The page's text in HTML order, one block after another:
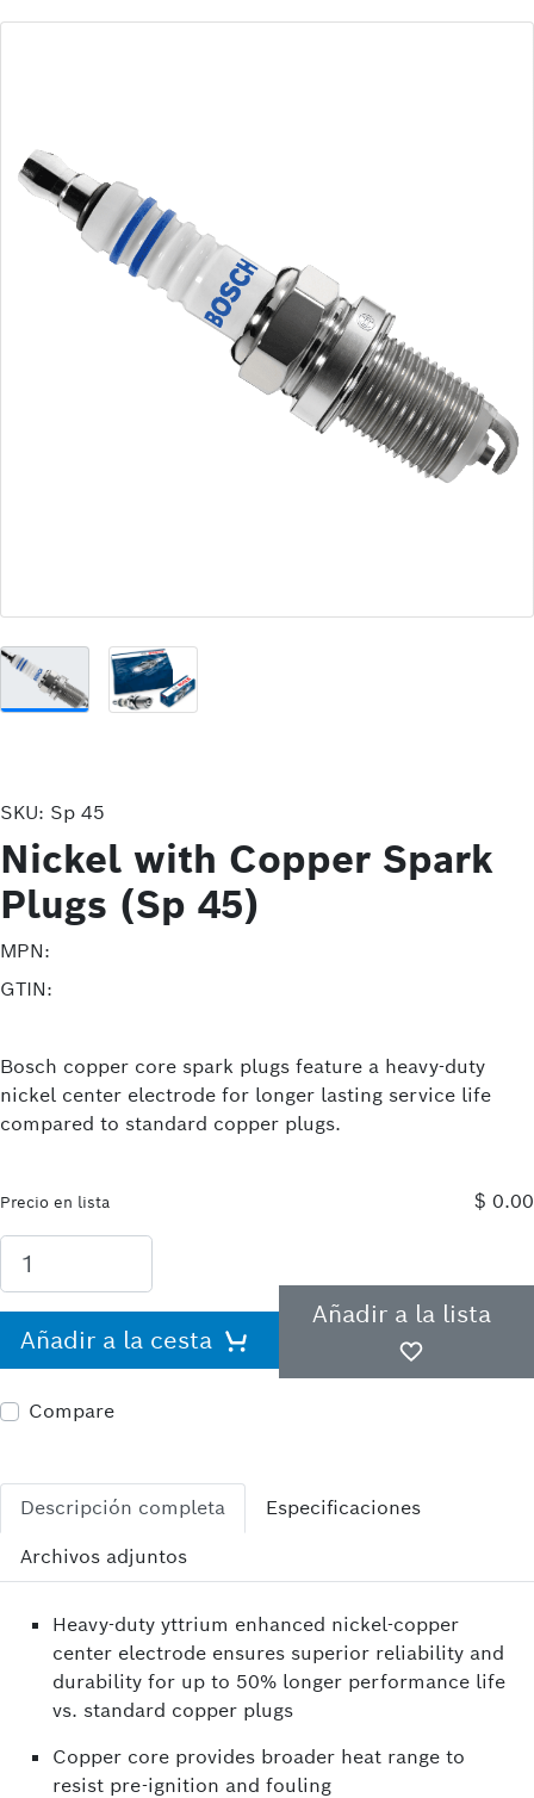
SKU: Sp 45
Nickel with Copper Spark
Plugs (Sp 45)
MPN:
GTIN:
Bosch copper core spark plugs feature a heavy-duty
nickel center electrode for longer lasting service life
compared to standard copper plugs.
Precio en lista $ 0.00
Añadir a la cesta
Añadir a la lista
Compare
Descripción completa
Especificaciones
Archivos adjuntos
Heavy-duty yttrium enhanced nickel-copper
center electrode ensures superior reliability and
durability for up to 50% longer performance life
vs. standard copper plugs
Copper core provides broader heat range to
resist pre-ignition and fouling